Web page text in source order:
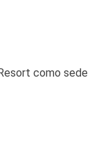
como sede